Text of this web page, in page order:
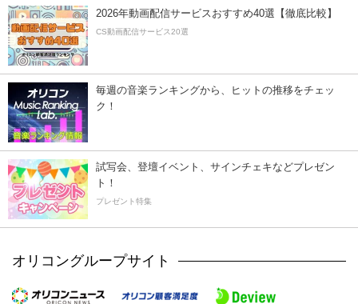
2026年動画配信サービスおすすめ40選【徹底比較】
CS動画配信サービス20選
毎週の音楽ランキングから、ヒットの推移をチェッ
ク！
試写会、登壇イベント、サインチェキなどプレゼン
ト！
プレゼント特集
オリコングループサイト